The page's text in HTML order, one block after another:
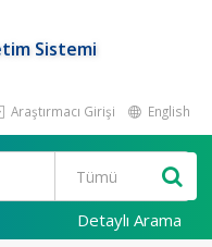
Sistemi
Araştırmacı Girişi English
Detaylı Arama